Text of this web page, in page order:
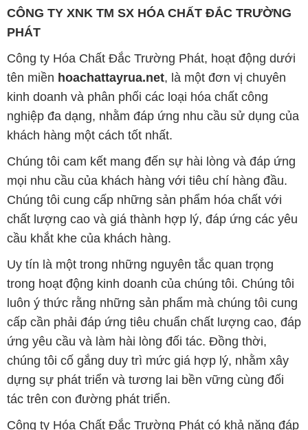
CÔNG TY XNK TM SX HÓA CHẤT ĐẮC TRƯỜNG
PHÁT
Công ty Hóa Chất Đắc Trường Phát, hoạt động dưới
tên miền hoachattayrua.net, là một đơn vị chuyên
kinh doanh và phân phối các loại hóa chất công
nghiệp đa dạng, nhằm đáp ứng nhu cầu sử dụng của
khách hàng một cách tốt nhất.
Chúng tôi cam kết mang đến sự hài lòng và đáp ứng
mọi nhu cầu của khách hàng với tiêu chí hàng đầu.
Chúng tôi cung cấp những sản phẩm hóa chất với
chất lượng cao và giá thành hợp lý, đáp ứng các yêu
cầu khắt khe của khách hàng.
Uy tín là một trong những nguyên tắc quan trọng
trong hoạt động kinh doanh của chúng tôi. Chúng tôi
luôn ý thức rằng những sản phẩm mà chúng tôi cung
cấp cần phải đáp ứng tiêu chuẩn chất lượng cao, đáp
ứng yêu cầu và làm hài lòng đối tác. Đồng thời,
chúng tôi cố gắng duy trì mức giá hợp lý, nhằm xây
dựng sự phát triển và tương lai bền vững cùng đối
tác trên con đường phát triển.
Công ty Hóa Chất Đắc Trường Phát có khả năng đáp